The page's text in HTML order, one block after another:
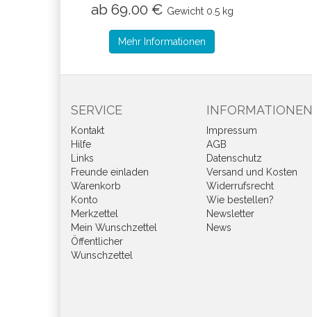
ab 69.00 € Gewicht 0.5 kg
Mehr Informationen
SERVICE
Kontakt
Hilfe
Links
Freunde einladen
Warenkorb
Konto
Merkzettel
Mein Wunschzettel
Öffentlicher
Wunschzettel
INFORMATIONEN
Impressum
AGB
Datenschutz
Versand und Kosten
Widerrufsrecht
Wie bestellen?
Newsletter
News